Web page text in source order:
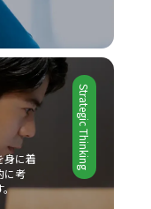
武器にして激戦
みをしっかりと
要性が理解できる
確にし、適切な
とで、どのよう
可能となります。
いては、単なる
実現するための
が常に学び、挑
激な変革期にお
と企業の成長を
身に着
に考
。
Strategic Thinking